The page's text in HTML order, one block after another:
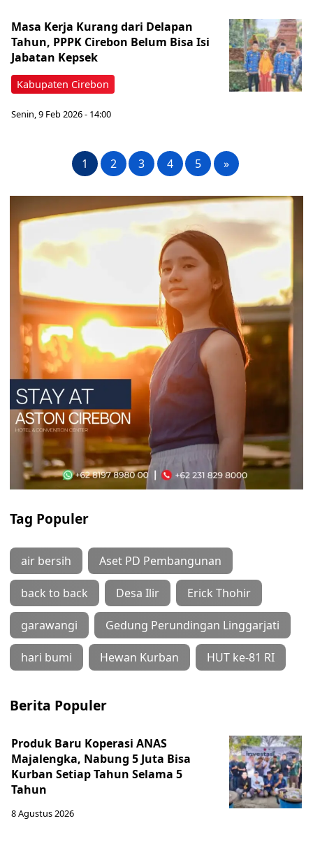
Kabupaten Cirebon
Masa Kerja Kurang dari Delapan
Tahun, PPPK Cirebon Belum Bisa Isi
Jabatan Kepsek
Senin, 9 Feb 2026 - 14:00
1 2 3 4 5 »
Tag Populer
air bersih Aset PD Pembangunan
back to back Desa Ilir Erick Thohir
garawangi Gedung Perundingan Linggarjati
hari bumi Hewan Kurban HUT ke-81 RI
Berita Populer
Produk Baru Koperasi ANAS
Majalengka, Nabung 5 Juta Bisa
Kurban Setiap Tahun Selama 5
Tahun
8 Agustus 2026